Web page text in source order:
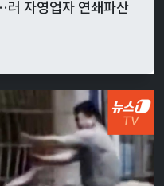
자영업자 연쇄파산